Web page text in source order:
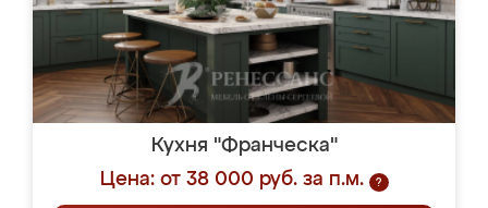
Кухня "Франческа"
Цена: от 38 000 руб. за п.м.
?